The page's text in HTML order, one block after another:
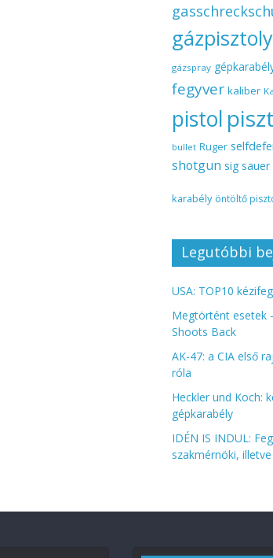
gázpisztoly
gázspray
fegyver kaliber
pistol
bullet Ruger
shotgun sig sauer
karabély öntöltő
Legutóbbi
USA: TOP10
Megtörtént esetek
Shoots Back
AK-47: a CIA első
róla
Heckler und Koch:
gépkarabély
IDÉN IS INDUL:
szakmérnöki,